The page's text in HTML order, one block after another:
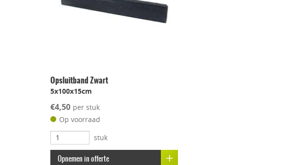
Opsluitband Zwart
5x100x15cm
€4,50 per stuk
Op voorraad
stuk
Opnemen in offerte